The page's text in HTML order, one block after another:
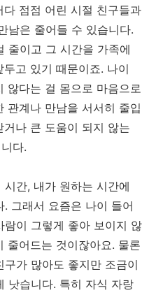
점점 어린 시절 친구들과
남은 줄어들 수 있습니다.
줄이고 그 시간을 가족에
고 있기 때문이죠. 나이
않다는 걸 몸으로 마음으로
관계나 만남을 서서히 줄입
나 큰 도움이 되지 않는
다.
간, 내가 원하는 시간에
그래서 요즘은 나이 들어
이 그렇게 좋아 보이지 않
줄어드는 것이잖아요. 물론
가 많아도 좋지만 조금이
낫습니다. 특히 자식 자랑